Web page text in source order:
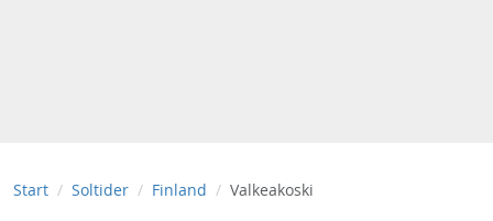
Start Soltider Finland Valkeakoski